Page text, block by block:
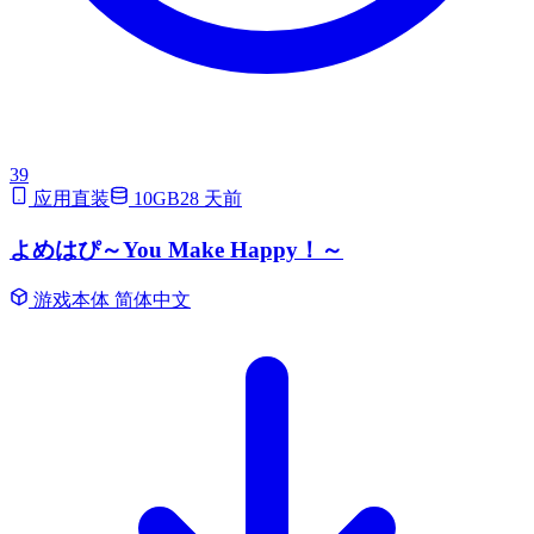
39
应用直装
10GB28 天前
よめはぴ～You Make Happy！～
游戏本体 简体中文